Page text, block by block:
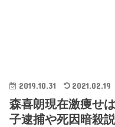
2019.10.31 2021.02.19
森喜朗現在激痩せ
子逮捕や死因暗殺